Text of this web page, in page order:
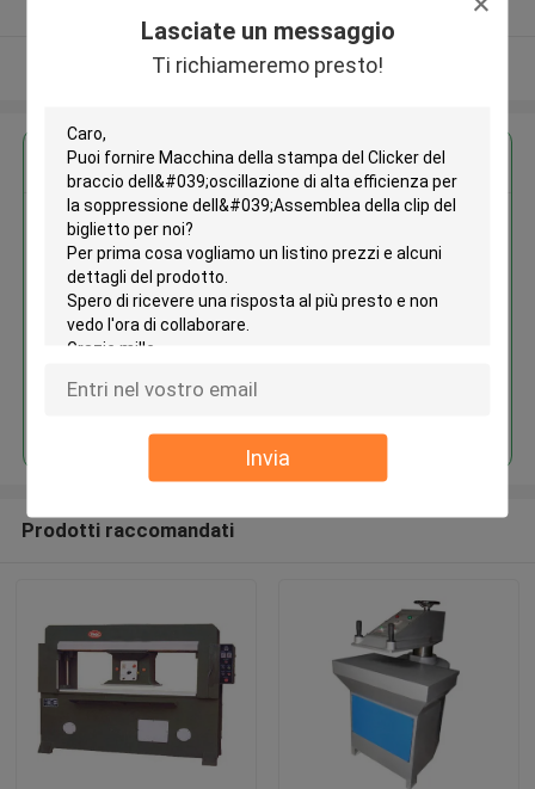
Lasciate un messaggio
Ti richiameremo presto!
Invia
Osservi più
Ottieni il miglior prezzo per
Clicker del braccio
dell'oscillazione di alta efficienza
per la soppressione
Prodotti raccomandati